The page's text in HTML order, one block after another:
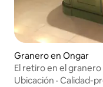
Granero en Ongar
El retiro en el
Ubicación · Calidad-